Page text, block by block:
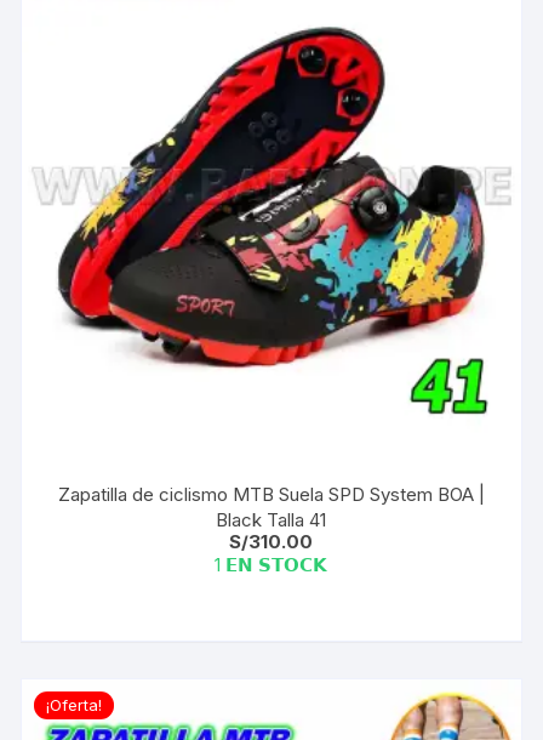
Zapatilla de ciclismo MTB Suela SPD System BOA |
Black Talla 41
S/310.00
1 𝗘𝗡 𝗦𝗧𝗢𝗖𝗞
¡Oferta!